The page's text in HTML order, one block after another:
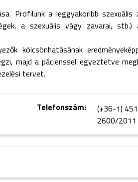
Profilunk a leggyakoribb szexuális
a szexuális vágy zavarai, stb.)
kölcsönhatásának
majd a pácienssel egyeztetve
tervet.
Telefonszám:
(+36-1)
2600/2011